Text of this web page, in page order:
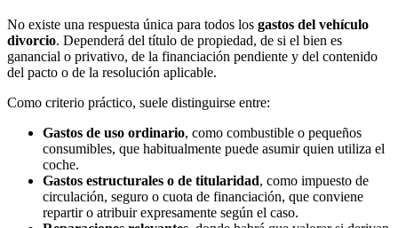
No existe una respuesta única para todos los gastos del vehículo
divorcio. Dependerá del título de propiedad, de si el bien es
ganancial o privativo, de la financiación pendiente y del contenido
del pacto o de la resolución aplicable.
Como criterio práctico, suele distinguirse entre:
Gastos de uso ordinario, como combustible o pequeños
consumibles, que habitualmente puede asumir quien utiliza el
coche.
Gastos estructurales o de titularidad, como impuesto de
circulación, seguro o cuota de financiación, que conviene
repartir o atribuir expresamente según el caso.